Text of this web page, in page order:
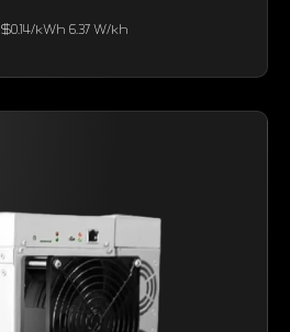
$0.14/kWh 6.37 W/kh